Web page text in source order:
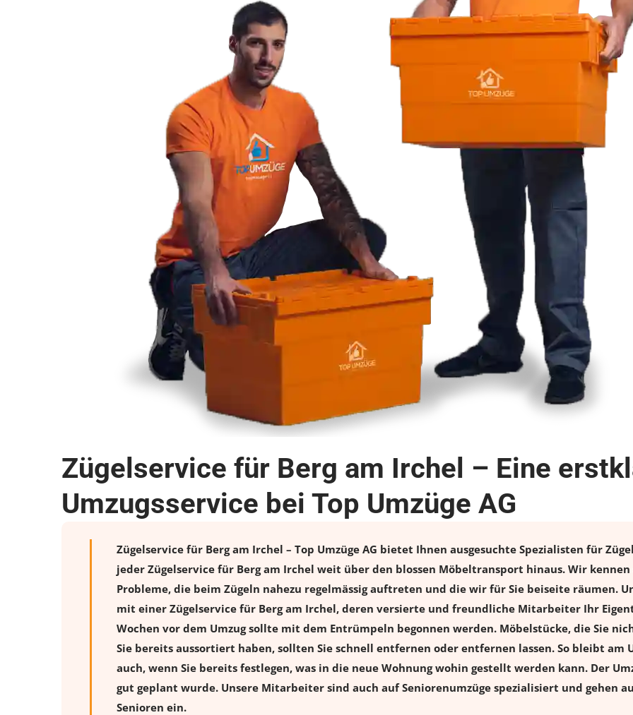
Zügelservice für Berg am Irchel – Eine
Umzugsservice bei Top Umzüge AG
Zügelservice für Berg am Irchel – Top Umzüge AG bietet Ihnen ausgesuchte Spezialisten für
jeder Zügelservice für Berg am Irchel weit über den blossen Möbeltransport hinaus. Wir
Probleme, die beim Zügeln nahezu regelmässig auftreten und die wir für Sie beiseite räumen.
mit einer Zügelservice für Berg am Irchel, deren versierte und freundliche Mitarbeiter Ihr
Wochen vor dem Umzug sollte mit dem Entrümpeln begonnen werden. Möbelstücke, die Sie
Sie bereits aussortiert haben, sollten Sie schnell entfernen oder entfernen lassen. So bleibt am
auch, wenn Sie bereits festlegen, was in die neue Wohnung wohin gestellt werden kann. Der
gut geplant wurde. Unsere Mitarbeiter sind auch auf Seniorenumzüge spezialisiert und gehen
Senioren ein.